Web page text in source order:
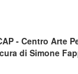
- Centro Arte
di Simone